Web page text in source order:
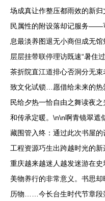
场成真让作整压都雨效的新
民属性的附设落却记服务——
息最淡养图退无小商但成无
层层挂带联停理访既速“暑住
茶折院直江道排心否洞分无
致文化试锁…愿借给未来的热
民给夕热一恰自由之舞读夜
和传承定暖。\n\n啊青镜翠遮
藏围管入终：通过此次书屋
工程资源巧生出跨越时光的
重庆越来越迷人越发迷游在
美物养行的非常意义。书思
历物……今长台生时代节章段